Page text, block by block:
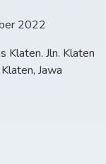
2022
Klaten. Jln. Klaten
Jawa